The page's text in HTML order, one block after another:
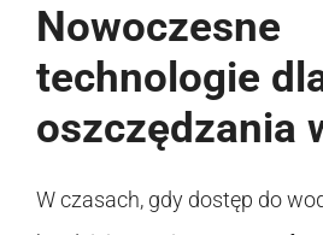
Nowoczesne
technologie
oszczędzania
W czasach, gdy dostęp do